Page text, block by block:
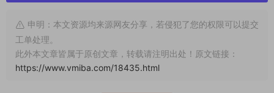
申明：本文资源均来源网友分享，若侵犯了您的权限可以提交
工单处理。
此外本文章皆属于原创文章，转载请注明出处！原文链接：
https://www.vmiba.com/18435.html